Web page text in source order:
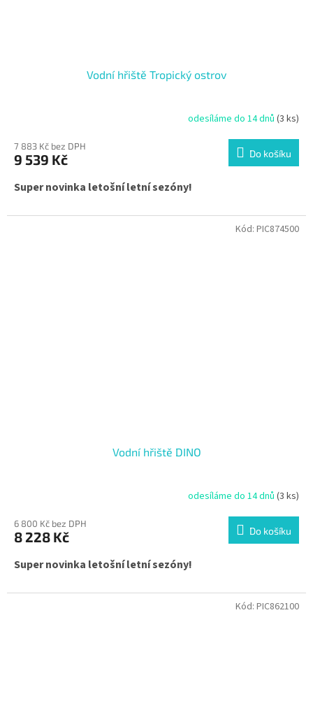
Vodní hřiště Tropický ostrov
odesíláme do 14 dnů (3 ks)
7 883 Kč bez DPH
9 539 Kč Do košíku
Super novinka letošní letní sezóny!
Vodní hřiště DINO
odesíláme do 14 dnů (3 ks)
6 800 Kč bez DPH
8 228 Kč Do košíku
Super novinka letošní letní sezóny!
Kód: PIC874500
Kód: PIC862100